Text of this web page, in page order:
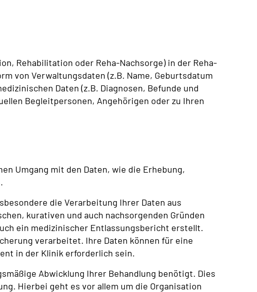
Rehabilitation oder Reha-Nachsorge) in der Reha-
von Verwaltungsdaten (z.B. Name, Geburtsdatum
Daten (z.B. Diagnosen, Befunde und
Begleitpersonen, Angehörigen oder zu Ihren
Umgang mit den Daten, wie die Erhebung,
die Verarbeitung Ihrer Daten aus
kurativen und auch nachsorgenden Gründen
ein medizinischer Entlassungsbericht erstellt.
verarbeitet. Ihre Daten können für eine
in der Klinik erforderlich sein.
Abwicklung Ihrer Behandlung benötigt. Dies
Hierbei geht es vor allem um die Organisation